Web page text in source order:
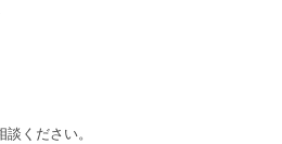
ください。